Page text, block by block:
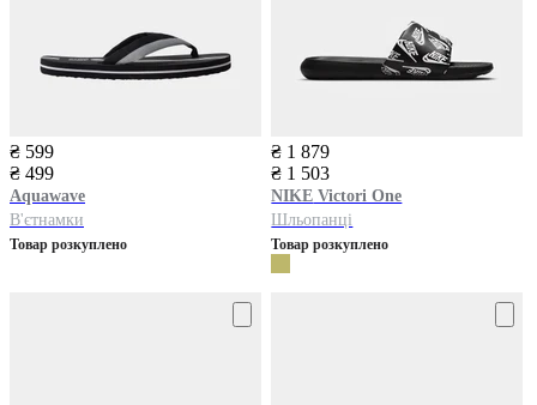
₴ 599
₴ 499
Aquawave
В'єтнамки
Товар розкуплено
₴ 1 879
₴ 1 503
NIKE Victori One
Шльопанці
Товар розкуплено